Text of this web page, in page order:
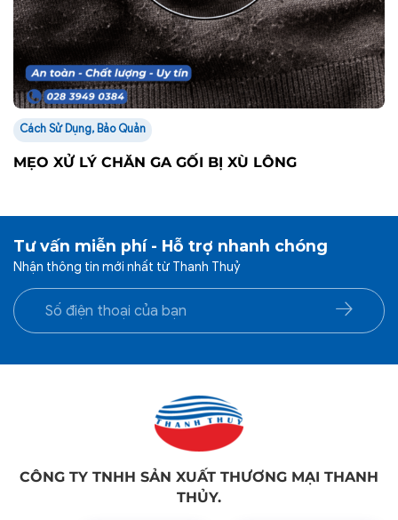
Cách Sử Dụng, Bảo Quản
MẸO XỬ LÝ CHĂN GA GỐI BỊ XÙ LÔNG
Tư vấn miễn phí - Hỗ trợ nhanh chóng
Nhận thông tin mới nhất từ Thanh Thuỷ
CÔNG TY TNHH SẢN XUẤT THƯƠNG MẠI THANH
THỦY.